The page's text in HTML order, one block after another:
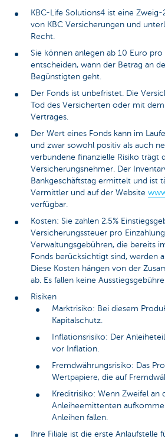
KBC-Life Solutions4 ist eine
von KBC Versicherungen und
Recht.
Sie können anlegen ab 10 Euro pro
entscheiden, wann der Betrag an
Begünstigten geht.
Der Fonds ist unbefristet. Die
Tod des Versicherten oder mit
Vertrages.
Der Wert eines Fonds kann im
und zwar sowohl positiv als auch
verbundene finanzielle Risiko trägt
Versicherungsnehmer. Der
Bankgeschäftstag ermittelt und ist
Vermittler und auf der Website
verfügbar.
Kosten: Sie zahlen 2,5%
Versicherungssteuer pro
Verwaltungsgebühren, die bereits
Fonds berücksichtigt sind, werden
Diese Kosten hängen von der
ab. Es fallen keine
Risiken
Marktrisiko: Bei diesem
Kapitalschutz.
Inflationsrisiko: Der
vor Inflation.
Fremdwährungsrisiko: Das
Wertpapiere, die auf
Kreditrisiko: Wenn Zweifel an
Anleiheemittenten
Anleihen fallen.
Ihre Filiale ist die erste Anlaufstelle